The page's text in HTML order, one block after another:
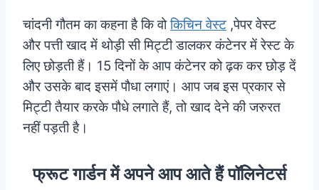
चांदनी गौतम का कहना है कि वोकिचिन वेस्ट ,पेपर वेस्ट
और पत्ती खाद में थोड़ी सी मिट्टी डालकर कंटेनर में रेस्ट के
लिए छोड़ती हैं। 15 दिनों के आप कंटेनर को ढ़क कर छोड़ दें
और उसके बाद इसमें पौधा लगाएं। आप जब इस प्रकार से
मिट्टी तैयार करके पौधे लगाते हैं, तो खाद देने की जरुरत
नहीं पड़ती है।
फ्रूट गार्डन में अपने आप आते हैं पॉलिनेटर्स